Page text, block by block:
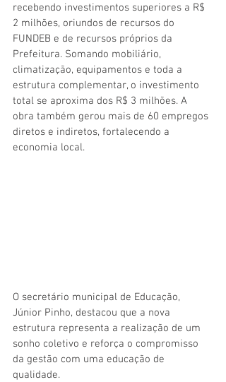
recebendo investimentos superiores a R$
2 milhões, oriundos de recursos do
FUNDEB e de recursos próprios da
Prefeitura. Somando mobiliário,
climatização, equipamentos e toda a
estrutura complementar, o investimento
total se aproxima dos R$ 3 milhões. A
obra também gerou mais de 60 empregos
diretos e indiretos, fortalecendo a
economia local.
O secretário municipal de Educação,
Júnior Pinho, destacou que a nova
estrutura representa a realização de um
sonho coletivo e reforça o compromisso
da gestão com uma educação de
qualidade.